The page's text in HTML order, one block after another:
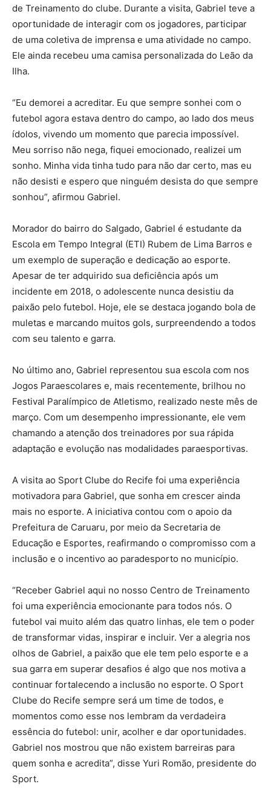
de Treinamento do clube. Durante a visita, Gabriel teve a
oportunidade de interagir com os jogadores, participar
de uma coletiva de imprensa e uma atividade no campo.
Ele ainda recebeu uma camisa personalizada do Leão da
Ilha.
“Eu demorei a acreditar. Eu que sempre sonhei com o
futebol agora estava dentro do campo, ao lado dos meus
ídolos, vivendo um momento que parecia impossível.
Meu sorriso não nega, fiquei emocionado, realizei um
sonho. Minha vida tinha tudo para não dar certo, mas eu
não desisti e espero que ninguém desista do que sempre
sonhou”, afirmou Gabriel.
Morador do bairro do Salgado, Gabriel é estudante da
Escola em Tempo Integral (ETI) Rubem de Lima Barros e
um exemplo de superação e dedicação ao esporte.
Apesar de ter adquirido sua deficiência após um
incidente em 2018, o adolescente nunca desistiu da
paixão pelo futebol. Hoje, ele se destaca jogando bola de
muletas e marcando muitos gols, surpreendendo a todos
com seu talento e garra.
No último ano, Gabriel representou sua escola com nos
Jogos Paraescolares e, mais recentemente, brilhou no
Festival Paralímpico de Atletismo, realizado neste mês de
março. Com um desempenho impressionante, ele vem
chamando a atenção dos treinadores por sua rápida
adaptação e evolução nas modalidades paraesportivas.
A visita ao Sport Clube do Recife foi uma experiência
motivadora para Gabriel, que sonha em crescer ainda
mais no esporte. A iniciativa contou com o apoio da
Prefeitura de Caruaru, por meio da Secretaria de
Educação e Esportes, reafirmando o compromisso com a
inclusão e o incentivo ao paradesporto no município.
“Receber Gabriel aqui no nosso Centro de Treinamento
foi uma experiência emocionante para todos nós. O
futebol vai muito além das quatro linhas, ele tem o poder
de transformar vidas, inspirar e incluir. Ver a alegria nos
olhos de Gabriel, a paixão que ele tem pelo esporte e a
sua garra em superar desafios é algo que nos motiva a
continuar fortalecendo a inclusão no esporte. O Sport
Clube do Recife sempre será um time de todos, e
momentos como esse nos lembram da verdadeira
essência do futebol: unir, acolher e dar oportunidades.
Gabriel nos mostrou que não existem barreiras para
quem sonha e acredita”, disse Yuri Romão, presidente do
Sport.